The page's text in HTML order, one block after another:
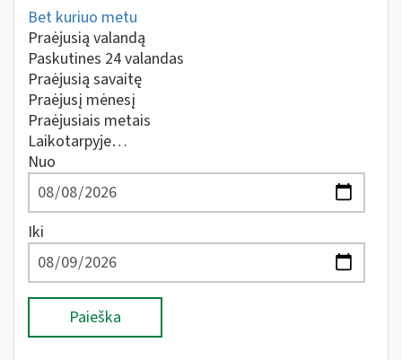
Bet kuriuo metu
Praėjusią valandą
Paskutines 24 valandas
Praėjusią savaitę
Praėjusį mėnesį
Praėjusiais metais
Laikotarpyje…
Nuo
Iki
Paieška